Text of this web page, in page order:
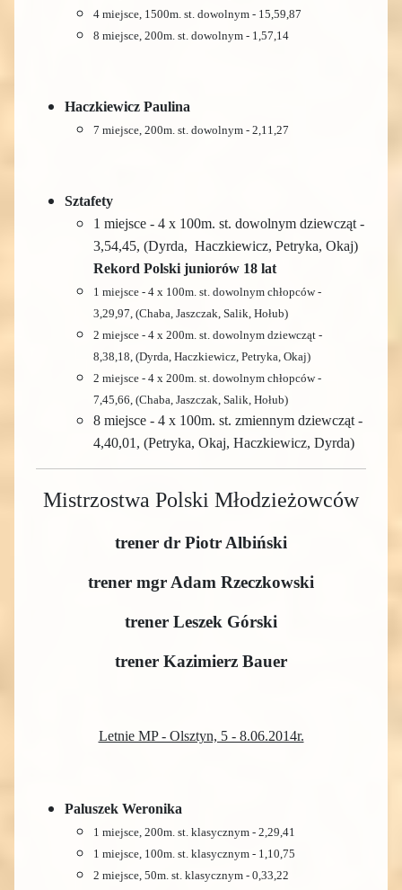
4 miejsce, 1500m. st. dowolnym - 15,59,87
8 miejsce, 200m. st. dowolnym - 1,57,14
Haczkiewicz Paulina
7 miejsce, 200m. st. dowolnym - 2,11,27
Sztafety
1 miejsce - 4 x 100m. st. dowolnym dziewcząt -
3,54,45, (Dyrda, Haczkiewicz, Petryka, Okaj)
Rekord Polski juniorów 18 lat
1 miejsce - 4 x 100m. st. dowolnym chłopców -
3,29,97, (Chaba, Jaszczak, Salik, Hołub)
2 miejsce - 4 x 200m. st. dowolnym dziewcząt -
8,38,18, (Dyrda, Haczkiewicz, Petryka, Okaj)
2 miejsce - 4 x 200m. st. dowolnym chłopców -
7,45,66, (Chaba, Jaszczak, Salik, Hołub)
8 miejsce - 4 x 100m. st. zmiennym dziewcząt -
4,40,01, (Petryka, Okaj, Haczkiewicz, Dyrda)
Mistrzostwa Polski Młodzieżowców
trener dr Piotr Albiński
trener mgr Adam Rzeczkowski
trener Leszek Górski
trener Kazimierz Bauer
Letnie MP - Olsztyn, 5 - 8.06.2014r.
Paluszek Weronika
1 miejsce, 200m. st. klasycznym - 2,29,41
1 miejsce, 100m. st. klasycznym - 1,10,75
2 miejsce, 50m. st. klasycznym - 0,33,22